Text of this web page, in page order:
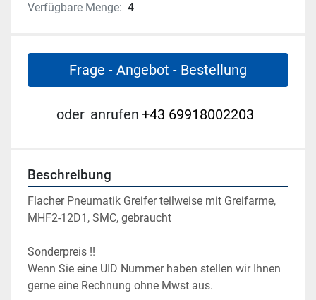
Verfügbare Menge: 4
Frage - Angebot - Bestellung
oder anrufen +43 69918002203
Beschreibung
Flacher Pneumatik Greifer teilweise mit Greifarme,
MHF2-12D1, SMC, gebraucht
Sonderpreis !!
Wenn Sie eine UID Nummer haben stellen wir Ihnen
gerne eine Rechnung ohne Mwst aus.